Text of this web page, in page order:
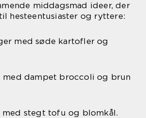
middagsmad ideer, der
hesteentusiaster og ryttere:
med søde kartofler og
med dampet broccoli og brun
med stegt tofu og blomkål.